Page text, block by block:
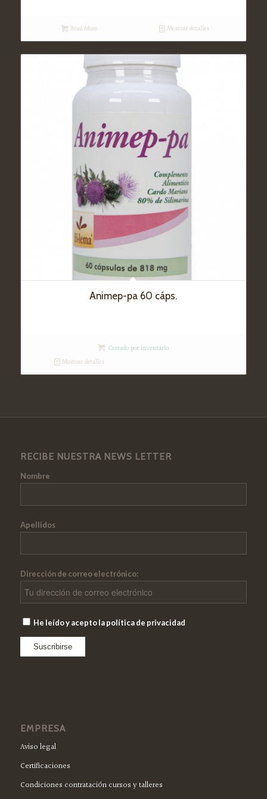
Read More Mostrar detalles
Animep-pa 60 cáps.
Cerrado por inventario
Mostrar detalles
RECIBE NUESTRA NEWS LETTER
Nombre
Apellidos
Dirección de correo electrónico:
He leído y acepto la política de privacidad
EMPRESA
Aviso legal
Certificaciones
Condiciones contratación cursos y talleres